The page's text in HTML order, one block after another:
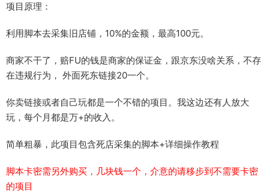
项目原理：
利用脚本去采集旧店铺，10%的金额，最高100元。
商家不干了，赔FU的钱是商家的保证金，跟京东没啥关系，不存
在违规行为， 外面死东链接20一个。
你卖链接或者自己玩都是一个不错的项目。我这边还有人放大
玩，每个月都是万+的收入。
简单粗暴，此项目包含死店采集的脚本+详细操作教程
脚本卡密需另外购买，几块钱一个，介意的请移步到不需要卡密
的项目